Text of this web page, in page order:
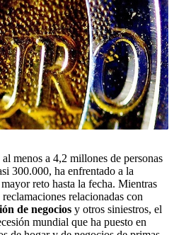
menos a 4,2 millones de personas
300.000, ha enfrentado a la
reto hasta la fecha. Mientras
relacionadas con
de negocios y otros siniestros, el
mundial que ha puesto en